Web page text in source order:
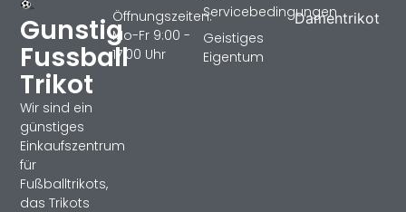
Gunstig
Fussball
Trikot
Wir sind ein
günstiges
Einkaufszentrum
für
Fußballtrikots,
das Trikots
Damentrikot
Servicebedingungen
Geistiges
Eigentum
Öffnungszeiten:
Mo-Fr 9:00 -
17:00 Uhr